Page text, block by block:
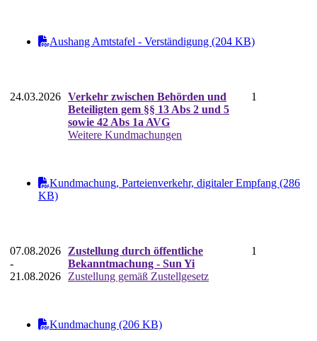
Aushang Amtstafel - Verständigung (204 KB)
24.03.2026 Verkehr zwischen Behörden und
Beteiligten gem §§ 13 Abs 2 und 5
sowie 42 Abs 1a AVG
Weitere Kundmachungen
1
Kundmachung, Parteienverkehr, digitaler Empfang (286
KB)
07.08.2026
-
21.08.2026
Zustellung durch öffentliche
Bekanntmachung - Sun Yi
Zustellung gemäß Zustellgesetz
1
Kundmachung (206 KB)